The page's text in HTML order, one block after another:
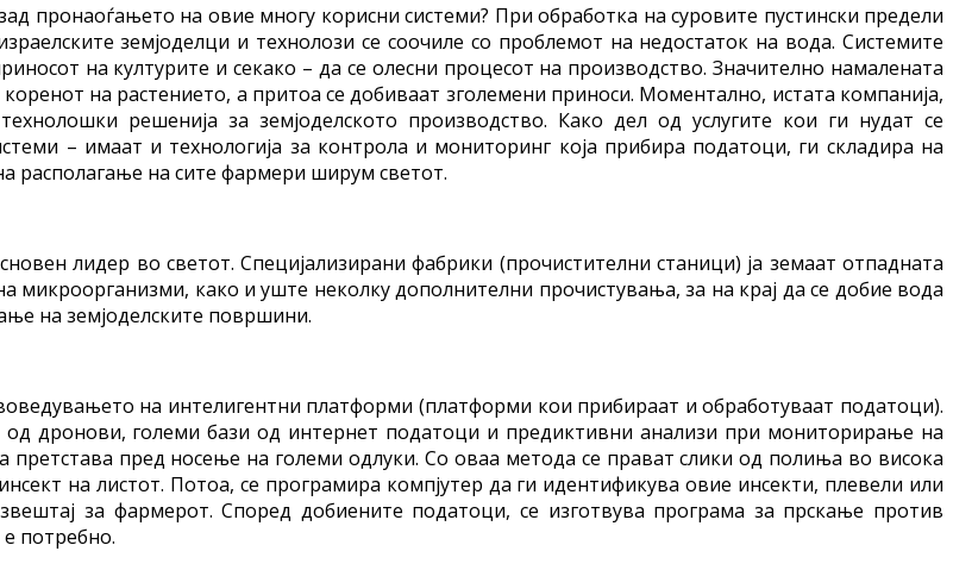
пронаоѓањето на овие многу корисни системи? При обработка на суровите пустински предели
земјоделци и технолози се соочиле со проблемот на недостаток на вода. Системите
на културите и секако – да се олесни процесот на производство. Значително намалената
на растението, а притоа се добиваат зголемени приноси. Моментално, истата компанија,
решенија за земјоделското производство. Како дел од услугите кои ги нудат се
– имаат и технологија за контрола и мониторинг која прибира податоци, ги складира на
располагање на сите фармери ширум светот.
лидер во светот. Специјализирани фабрики (прочистителни станици) ја земаат отпадната
микроорганизми, како и уште неколку дополнителни прочистувања, за на крај да се добие вода
на земјоделските површини.
на интелигентни платформи (платформи кои прибираат и обработуваат податоци).
од дронови, големи бази од интернет податоци и предиктивни анализи при мониторирање на
пред носење на големи одлуки. Со оваа метода се прават слики од полиња во висока
на листот. Потоа, се програмира компјутер да ги идентификува овие инсекти, плевели или
за фармерот. Според добиените податоци, се изготвува програма за прскање против
потребно.